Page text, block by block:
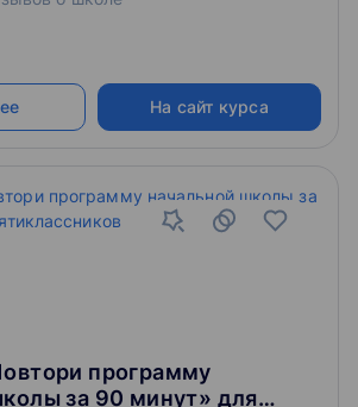
На сайт курса
программу
за 90 минут» для